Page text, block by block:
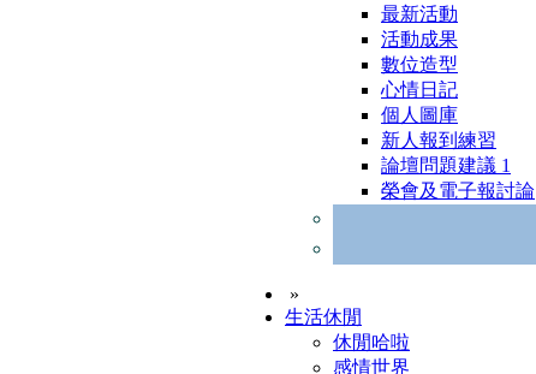
最新活動
活動成果
數位造型
心情日記
個人圖庫
新人報到練習
論壇問題建議 1
榮會及電子報討論
»
生活休閒
休閒哈啦
感情世界